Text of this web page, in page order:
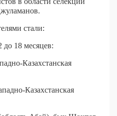
стали:
до 18 месяцев:
Казахстанская
Казахстанская